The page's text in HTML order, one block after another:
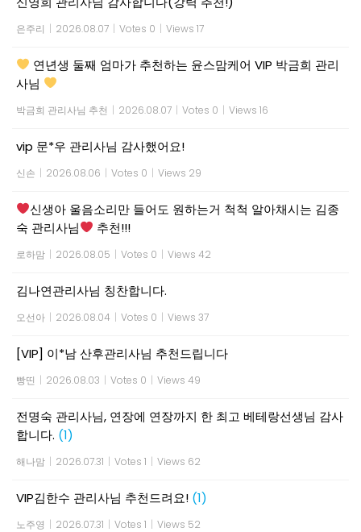
은주리 | 2026.08.07 | Votes 0 | Views 17
연년생 둘째 엄마가 추천하는 윤스맘케어 VIP 박금희 관리
사님
박금희 관리사님 추천 | 2026.08.07 | Votes 0 | Views 16
vip 문*우 관리사님 감사했어요!
신손 | 2026.08.06 | Votes 0 | Views 29
신생아 울음소리만 들어도 원하는거 척척 알아채시는 김종
숙 관리사님
추천!!!
로하맘 | 2026.08.05 | Votes 0 | Views 42
김나연관리사님 칭찬합니다.
오선아 | 2026.08.04 | Votes 0 | Views 37
[VIP] 이*남 산후관리사님 추천드립니다
빵띤 | 2026.08.03 | Votes 0 | Views 49
전명숙 관리사님, 연장에 연장까지 한 최고 베테랑선생님 감사
합니다. (1)
해나맘 | 2026.07.31 | Votes 1 | Views 62
VIP김한수 관리사님 추천드려요! (1)
노주영 | 2026.07.31 | Votes 1 | Views 52